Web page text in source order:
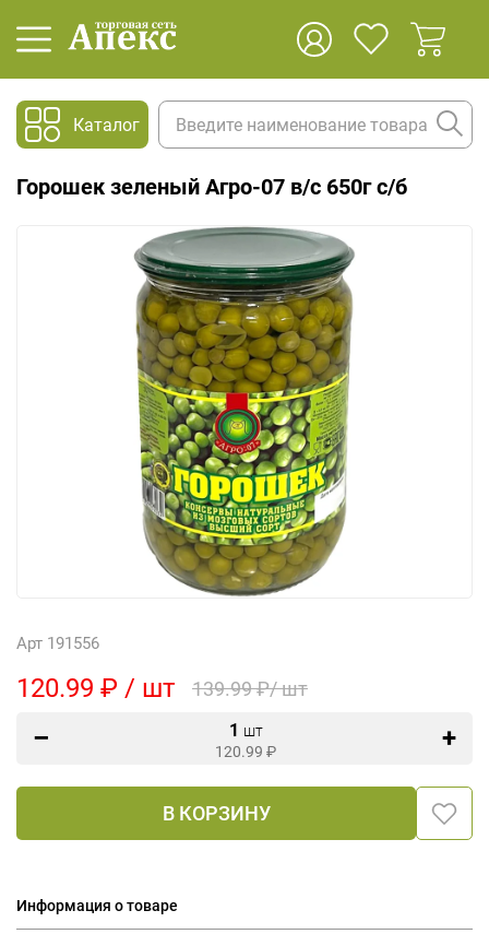
Каталог
Горошек зеленый Агро-07 в/с 650г с/б
Арт 191556
120.99 ₽ / шт 139.99 ₽/ шт
1 шт
120.99 ₽
В КОРЗИНУ
Информация о товаре